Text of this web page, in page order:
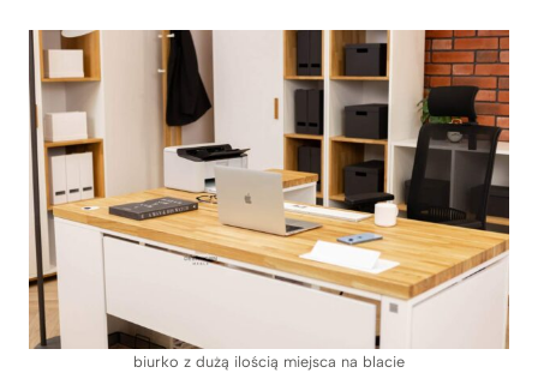
biurko z dużą ilością miejsca na blacie